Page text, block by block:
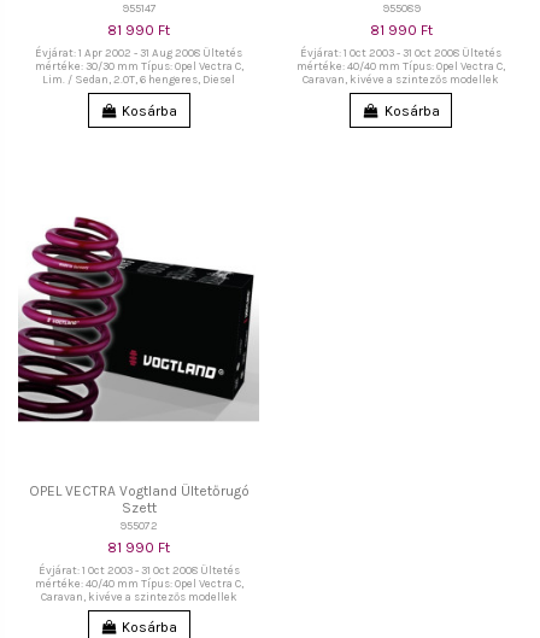
955147
81 990 Ft
Évjárat: 1 Apr 2002 - 31 Aug 2008 Ültetés
mértéke: 30/30 mm Típus: Opel Vectra C,
Lim. / Sedan, 2.0T, 6 hengeres, Diesel
Kosárba
955089
81 990 Ft
Évjárat: 1 Oct 2003 - 31 Oct 2008 Ültetés
mértéke: 40/40 mm Típus: Opel Vectra C,
Caravan, kivéve a szintezős modellek
Kosárba
OPEL VECTRA Vogtland Ültetőrugó
Szett
955072
81 990 Ft
Évjárat: 1 Oct 2003 - 31 Oct 2008 Ültetés
mértéke: 40/40 mm Típus: Opel Vectra C,
Caravan, kivéve a szintezős modellek
Kosárba